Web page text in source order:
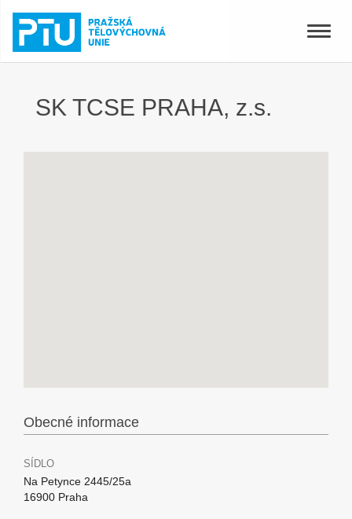
Toggle
SK TCSE PRAHA, z.s.
Obecné informace
SÍDLO
Na Petynce 2445/25a
16900 Praha